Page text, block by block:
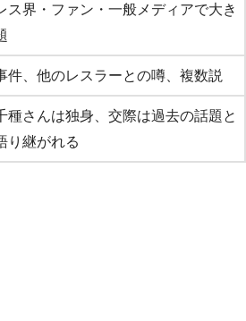
ス界・ファン・一般メディアで大き
件、他のレスラーとの噂、複数説
種さんは独身、交際は過去の話題と
り継がれる